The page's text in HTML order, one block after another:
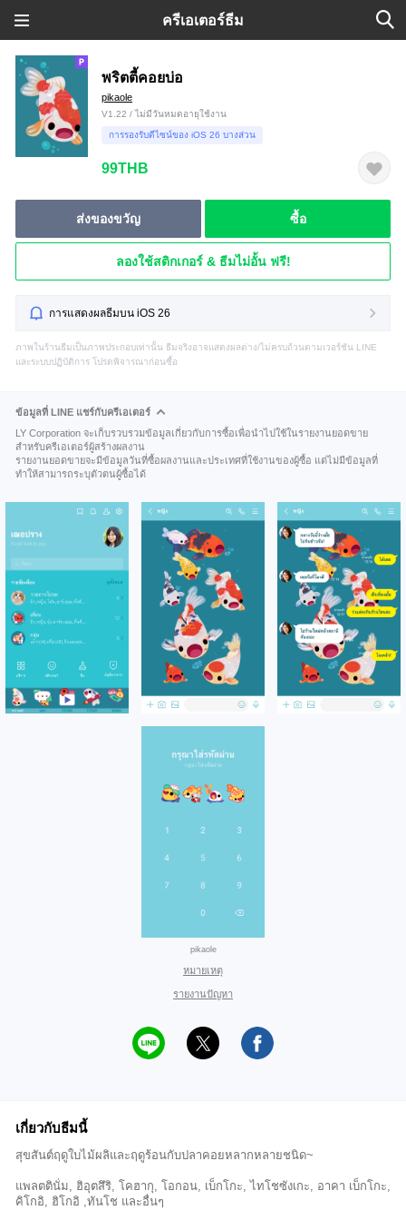
ครีเอเตอร์ธีม
พริตตี้คอยบ่อ
pikaole
V1.22 / ไม่มีวันหมดอายุใช้งาน
การรองรับดีไซน์ของ iOS 26 บางส่วน
99THB
ส่งของขวัญ ซื้อ
ลองใช้สติกเกอร์ & ธีมไม่อั้น ฟรี!
การแสดงผลธีมบน iOS 26
ภาพในร้านธีมเป็นภาพประกอบเท่านั้น ธีมจริงอาจแสดงผลต่าง/ไม่ครบถ้วนตามเวอร์ชัน LINE
และระบบปฏิบัติการ โปรดพิจารณาก่อนซื้อ
ข้อมูลที่ LINE แชร์กับครีเอเตอร์
LY Corporation จะเก็บรวบรวมข้อมูลเกี่ยวกับการซื้อเพื่อนำไปใช้ในรายงานยอดขาย
สำหรับครีเอเตอร์ผู้สร้างผลงาน
รายงานยอดขายจะมีข้อมูลวันที่ซื้อผลงานและประเทศที่ใช้งานของผู้ซื้อ แต่ไม่มีข้อมูลที่
ทำให้สามารถระบุตัวตนผู้ซื้อได้
pikaole
หมายเหตุ
รายงานปัญหา
เกี่ยวกับธีมนี้
สุขสันต์ฤดูใบไม้ผลิและฤดูร้อนกับปลาคอยหลากหลายชนิด~
แพลตตินั่ม, ฮิอุตสึริ, โคฮากุ, โอกอน, เบ็กโกะ, ไทโชซังเกะ, อาคา เบ็กโกะ,
คิโกอิ, ฮิโกอิ ,ทันโช และอื่นๆ